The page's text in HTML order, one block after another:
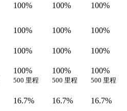
100% 100% 100%
100% 100%
100%
100% 100%
100%
100%
500 里程
100%
500 里程
100%
500 里程
16.7% 16.7%
16.7%